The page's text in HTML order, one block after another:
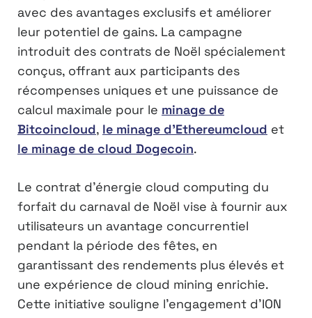
avec des avantages exclusifs et améliorer
leur potentiel de gains. La campagne
introduit des contrats de Noël spécialement
conçus, offrant aux participants des
récompenses uniques et une puissance de
calcul maximale pour le minage de
Bitcoincloud, le minage d’Ethereumcloud et
le minage de cloud Dogecoin.
Le contrat d’énergie cloud computing du
forfait du carnaval de Noël vise à fournir aux
utilisateurs un avantage concurrentiel
pendant la période des fêtes, en
garantissant des rendements plus élevés et
une expérience de cloud mining enrichie.
Cette initiative souligne l’engagement d’ION